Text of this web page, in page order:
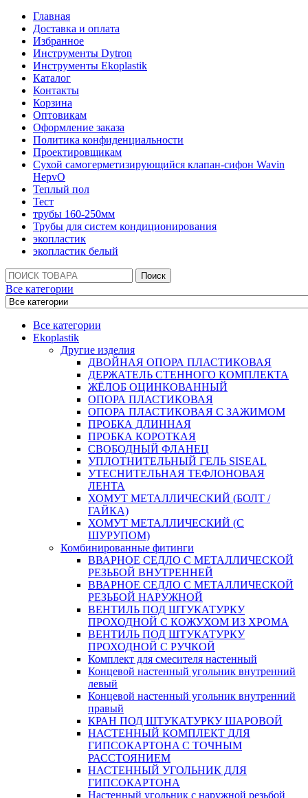
Главная
Доставка и оплата
Избранное
Инструменты Dytron
Инструменты Ekoplastik
Каталог
Контакты
Корзина
Оптовикам
Оформление заказа
Политика конфиденциальности
Проектировщикам
Сухой самогерметизирующийся клапан-сифон Wavin
HepvO
Теплый пол
Тест
трубы 160-250мм
Трубы для систем кондиционирования
экопластик
экопластик белый
Поиск:
Поиск
Все категории
Все категории
Ekoplastik
Другие изделия
ДВОЙНАЯ ОПОРА ПЛАСТИКОВАЯ
ДЕРЖАТЕЛЬ СТЕННОГО КОМПЛЕКТА
ЖЁЛОБ ОЦИНКОВАННЫЙ
ОПОРА ПЛАСТИКОВАЯ
ОПОРА ПЛАСТИКОВАЯ С ЗАЖИМОМ
ПРОБКА ДЛИННАЯ
ПРОБКА КОРОТКАЯ
СВОБОДНЫЙ ФЛАНЕЦ
УПЛОТНИТЕЛЬНЫЙ ГЕЛЬ SISEAL
УТЕСНИТЕЛЬНАЯ ТЕФЛОНОВАЯ
ЛЕНТА
ХОМУТ МЕТАЛЛИЧЕСКИЙ (БОЛТ /
ГАЙКА)
ХОМУТ МЕТАЛЛИЧЕСКИЙ (С
ШУРУПОМ)
Комбинированные фитинги
ВВАРНОЕ СЕДЛО С МЕТАЛЛИЧЕСКОЙ
РЕЗЬБОЙ ВНУТРЕННЕЙ
ВВАРНОЕ СЕДЛО С МЕТАЛЛИЧЕСКОЙ
РЕЗЬБОЙ НАРУЖНОЙ
ВЕНТИЛЬ ПОД ШТУКАТУРКУ
ПРОХОДНОЙ С КОЖУХОМ ИЗ ХРОМА
ВЕНТИЛЬ ПОД ШТУКАТУРКУ
ПРОХОДНОЙ С РУЧКОЙ
Комплект для смесителя настенный
Концевой настенный угольник внутренний
левый
Концевой настенный угольник внутренний
правый
КРАН ПОД ШТУКАТУРКУ ШАРОВОЙ
НАСТЕННЫЙ КОМПЛЕКТ ДЛЯ
ГИПСОКАРТОНA С ТОЧНЫМ
РАССТОЯНИЕМ
НАСТЕННЫЙ УГОЛЬНИК ДЛЯ
ГИПСОКАРТОНА
Настенный угольник с наружной резьбой